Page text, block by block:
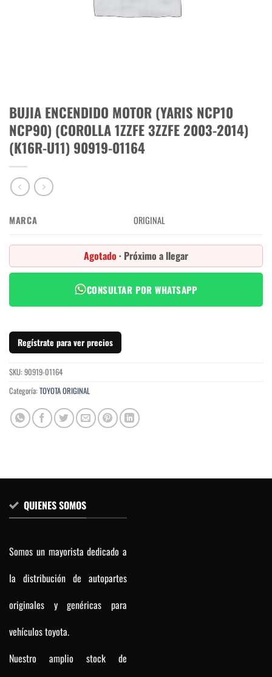
BUJIA ENCENDIDO MOTOR (YARIS NCP10
NCP90) (COROLLA 1ZZFE 3ZZFE 2003-2014)
(K16R-U11) 90919-01164
MARCA ORIGINAL
Agotado · Próximo a llegar
CONSULTAR POR WHATSAPP
Regístrate para ver precios
SKU: 90919-01164
Categoría: TOYOTA ORIGINAL
QUIENES SOMOS
Somos un mayorista dedicado a
la distribución de autopartes
originales y genéricas para
vehículos toyota.
Nuestro amplio stock de